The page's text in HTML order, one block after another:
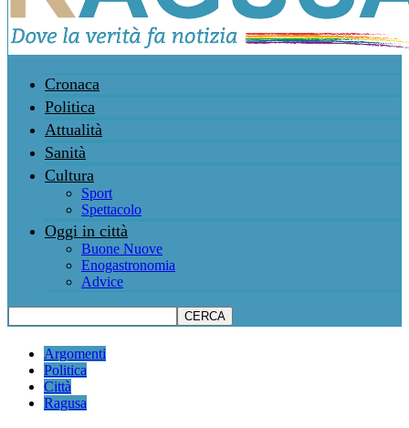
Cronaca
Politica
Attualità
Sanità
Cultura
Sport
Spettacolo
Oggi in città
Buone Nuove
Enogastronomia
Advice
Argomenti
Politica
Città
Ragusa